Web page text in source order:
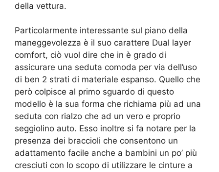
della vettura.
Particolarmente interessante sul piano della
maneggevolezza è il suo carattere Dual layer
comfort, ciò vuol dire che in è grado di
assicurare una seduta comoda per via dell’uso
di ben 2 strati di materiale espanso. Quello che
però colpisce al primo sguardo di questo
modello è la sua forma che richiama più ad una
seduta con rialzo che ad un vero e proprio
seggiolino auto. Esso inoltre si fa notare per la
presenza dei braccioli che consentono un
adattamento facile anche a bambini un po’ più
cresciuti con lo scopo di utilizzare le cinture a